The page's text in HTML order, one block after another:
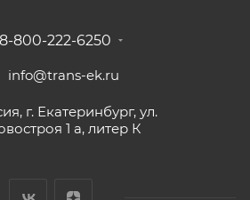
8-800-222-6250
info@trans-ek.ru
г. Екатеринбург, ул.
1 а, литер К